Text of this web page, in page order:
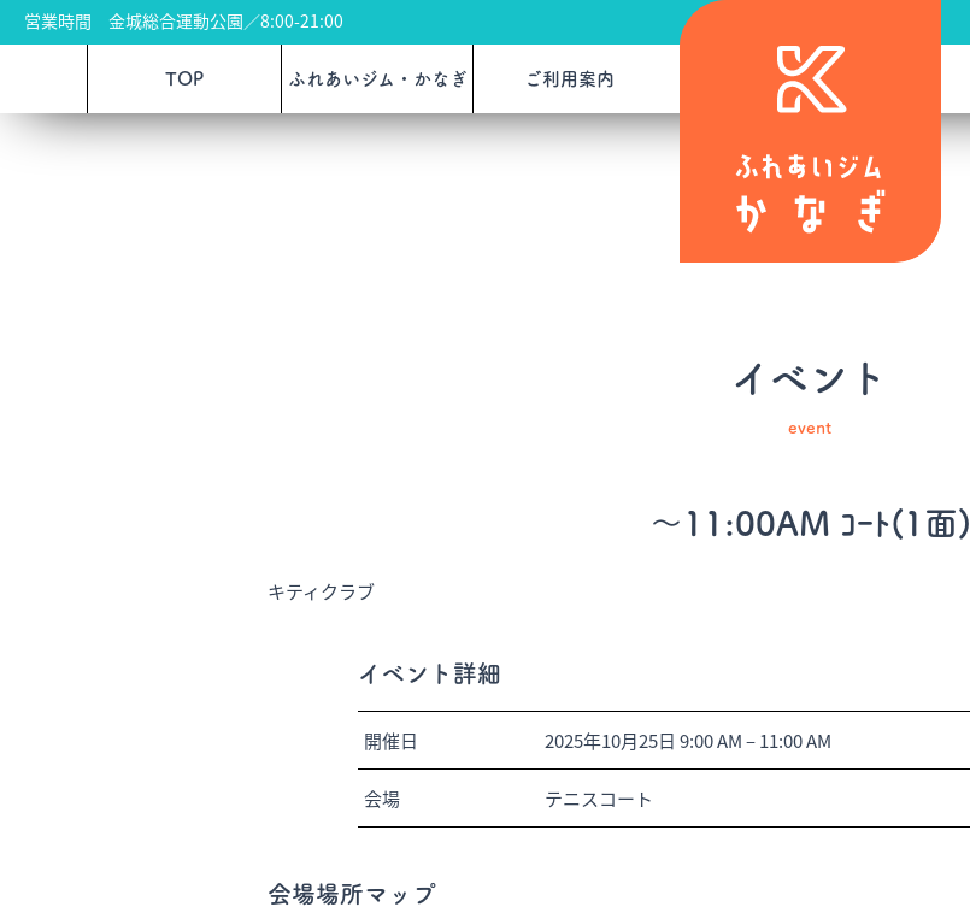
営業時間 金城総合運動公園／8:00-21:00
TOP ふれあいジム・かなぎ ご利用案内
イベント
event
～11:00AM ｺｰﾄ(1面)
キティクラブ
イベント詳細
開催日 2025年10月25日 9:00 AM–11:00 AM
会場 テニスコート
会場場所マップ